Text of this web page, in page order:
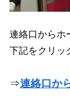
連絡口からホ
下記をクリッ
⇒連絡口か